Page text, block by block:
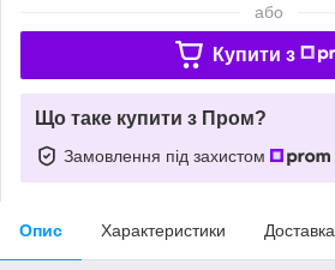
або
Купити з
Що таке купити з Пром?
Замовлення під захистом
Опис Характеристики Доставка